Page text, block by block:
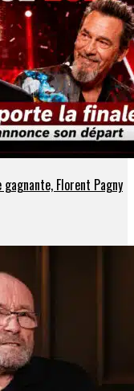
Florent Pagny